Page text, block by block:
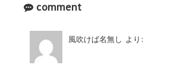
comment
風吹けば名無し より: